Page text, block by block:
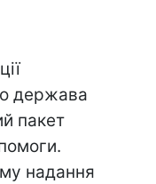
держава
пакет
надання